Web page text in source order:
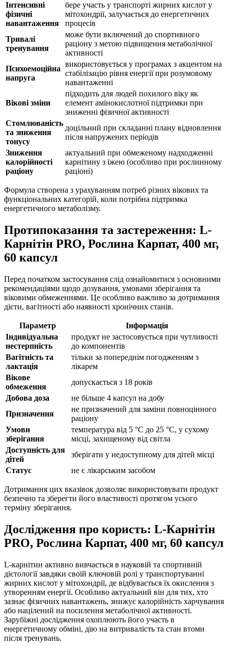
Інтенсивні
фізичні
навантаження
бере участь у транспорті жирних кислот у
мітохондрії, залучається до енергетичних
процесів
Тривалі
тренування
може бути включений до спортивного
раціону з метою підвищення метаболічної
активності
Психоемоційна
напруга
використовується у програмах з акцентом на
стабілізацію рівня енергії при розумовому
навантаженні
Вікові зміни
підходить для людей похилого віку як
елемент амінокислотної підтримки при
зниженні фізичної активності
Стомлюваність
та зниження
тонусу
доцільний при складанні плану відновлення
після напружених періодів
Зниження
калорійності
раціону
актуальний при обмеженому надходженні
карнітину з їжею (особливо при рослинному
раціоні)
Формула створена з урахуванням потреб різних вікових та
функціональних категорій, коли потрібна підтримка
енергетичного метаболізму.
Протипоказання та застереження: L-
Карнітін PRO, Рослина Карпат, 400 мг,
60 капсул
Перед початком застосування слід ознайомитися з основними
рекомендаціями щодо дозування, умовами зберігання та
віковими обмеженнями. Це особливо важливо за дотримання
дієти, вагітності або наявності хронічних станів.
Параметр
Інформація
Індивідуальна
нестерпність
продукт не застосовується при чутливості
до компонентів
Вагітність та
лактація
тільки за попереднім погодженням з
лікарем
Вікове
обмеження
допускається з 18 років
Добова доза
не більше 4 капсул на добу
Призначення
не призначений для заміни повноцінного
раціону
Умови
зберігання
температура від 5 °C до 25 °C, у сухому
місці, захищеному від світла
Доступність для
дітей
зберігати у недоступному для дітей місці
Статус
не є лікарським засобом
Дотримання цих вказівок дозволяє використовувати продукт
безпечно та зберегти його властивості протягом усього
терміну зберігання.
Дослідження про користь: L-Карнітін
PRO, Рослина Карпат, 400 мг, 60 капсул
L-карнітин активно вивчається в науковій та спортивній
дієтології завдяки своїй ключовій ролі у транспортуванні
жирних кислот у мітохондрії, де відбувається їх окислення з
утворенням енергії. Особливо актуальний він для тих, хто
зазнає фізичних навантажень, знижує калорійність харчування
або націлений на посилення метаболічної активності.
Зарубіжні дослідження охоплюють його участь в
енергетичному обміні, дію на витривалість та стан втоми
після тренувань.